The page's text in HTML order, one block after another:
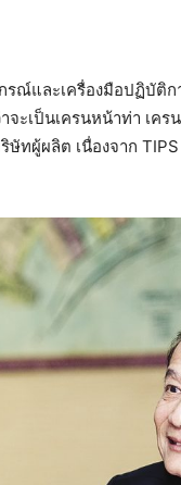
รณ์และเครื่องมือปฏิบัติ
จะเป็นเครนหน้าท่า เ
ษัทผู้ผลิต เนื่องจาก